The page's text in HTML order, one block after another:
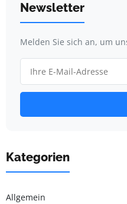
Newsletter
Melden Sie sich an, um
Kategorien
Allgemein